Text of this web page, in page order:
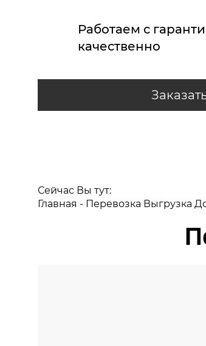
Работаем с
качественно
Сейчас Вы тут:
Главная - Перевозка Выгрузка